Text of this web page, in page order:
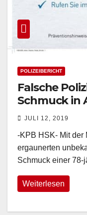
POLIZEIBERICHT
Falsche
Schmuck in
JULI 12, 2019
-KPB HSK- Mit der
ergaunerten
Schmuck einer
Weiterlesen